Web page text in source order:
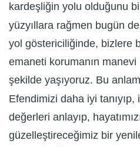
kardeşliğin yolu olduğunu
yüzyıllara rağmen bugün
yol göstericiliğinde, bizlere
emaneti korumanın manevi
şekilde yaşıyoruz. Bu
Efendimizi daha iyi tanıyıp,
değerleri anlayıp,
güzelleştireceğimiz bir